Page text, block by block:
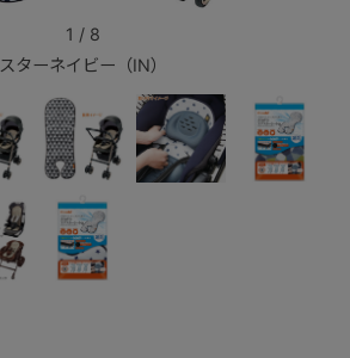
スターネイビー（IN）
1 / 8